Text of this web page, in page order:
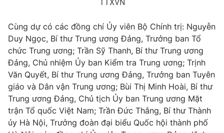
Vươn mình bằng AI
VTV9 VTV8
Liên hệ tòa soạn English
THỜI BÁO VTV
TTXVN
Cùng dự có các đồng chí Ủy viên Bộ Chính trị: Nguyễn
Duy Ngọc, Bí thư Trung ương Đảng, Trưởng ban Tổ
chức Trung ương; Trần Sỹ Thanh, Bí thư Trung ương
Đảng, Chủ nhiệm Ủy ban Kiểm tra Trung ương; Trịnh
Văn Quyết, Bí thư Trung ương Đảng, Trưởng ban Tuyên
giáo và Dân vận Trung ương; Bùi Thị Minh Hoài, Bí thư
Trung ương Đảng, Chủ tịch Ủy ban Trung ương Mặt
trận Tổ quốc Việt Nam; Trần Đức Thắng, Bí thư Thành
ủy Hà Nội, Trưởng đoàn đại biểu Quốc hội thành phố